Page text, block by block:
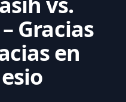
Gracias
en